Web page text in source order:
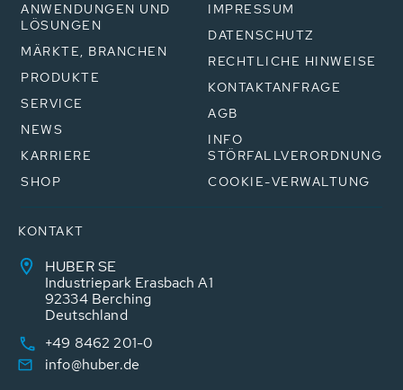
ANWENDUNGEN UND
LÖSUNGEN
MÄRKTE, BRANCHEN
PRODUKTE
SERVICE
NEWS
KARRIERE
SHOP
IMPRESSUM
DATENSCHUTZ
RECHTLICHE HINWEISE
KONTAKTANFRAGE
AGB
INFO
STÖRFALLVERORDNUNG
COOKIE-VERWALTUNG
KONTAKT
HUBER SE
Industriepark Erasbach A1
92334 Berching
Deutschland
+49 8462 201-0
info@huber.de